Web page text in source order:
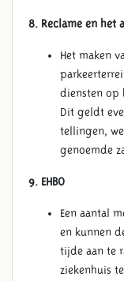
8. Reclame en het
Het maken
diensten op
Dit geldt
tellingen,
genoemde
9. EHBO
Een aantal
en kunnen
tijde aan te
ziekenhuis